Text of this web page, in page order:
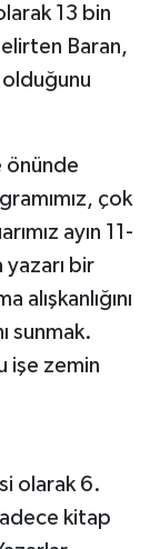
13 bin
Baran,
önünde
çok
ayın 11-
yazarı bir
alışkanlığını
sunmak.
işe zemin
olarak 6.
kitap